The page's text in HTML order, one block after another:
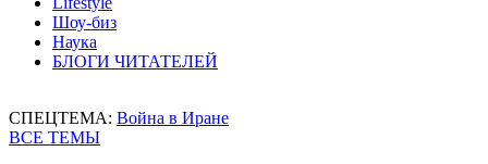
Шоу-биз
Наука
БЛОГИ ЧИТАТЕЛЕЙ
СПЕЦТЕМА: Война в Иране
ВСЕ ТЕМЫ